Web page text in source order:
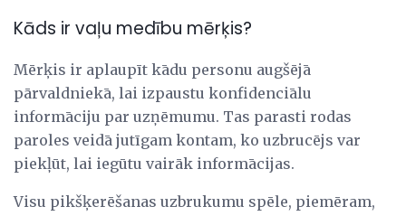
Kāds ir vaļu medību mērķis?
Mērķis ir aplaupīt kādu personu augšējā
pārvaldniekā, lai izpaustu konfidenciālu
informāciju par uzņēmumu. Tas parasti rodas
paroles veidā jutīgam kontam, ko uzbrucējs var
piekļūt, lai iegūtu vairāk informācijas.
Visu pikšķerēšanas uzbrukumu spēle, piemēram,